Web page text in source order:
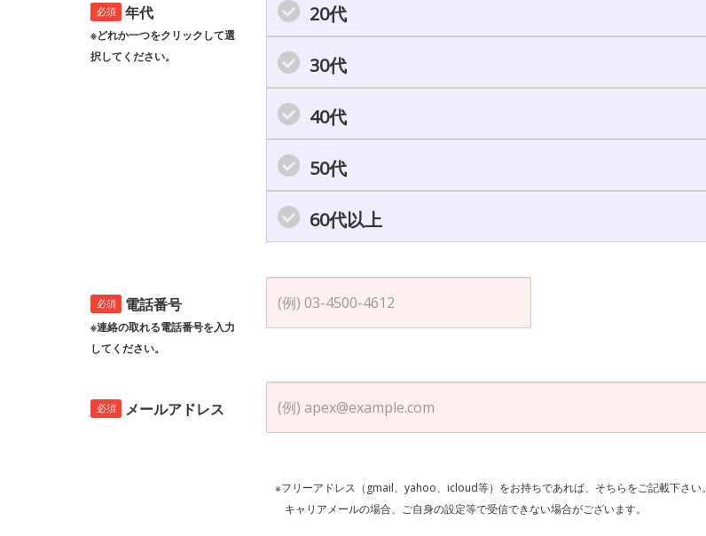
必須 年代
※どれか一つをクリックして選
択してください。
20代
30代
40代
50代
60代以上
必須 電話番号
※連絡の取れる電話番号を入力
してください。
必須 メールアドレス
※フリーアドレス（gmail、yahoo、icloud等）をお持ちであれば、そちらをご記載下さい。
キャリアメールの場合、ご自身の設定等で受信できない場合がございます。